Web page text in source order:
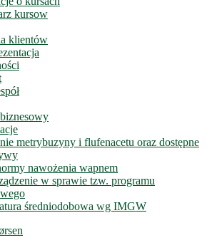
kursow
klientów
metrybuzyny i flufenacetu oraz dostępne
nawożenia wapnem
w sprawie tzw. programu
średniodobowa wg IMGW